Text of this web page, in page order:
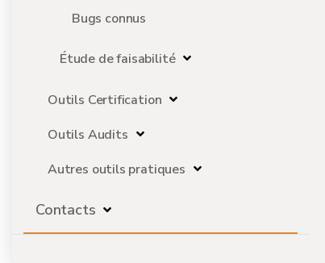
Bugs connus
Étude de faisabilité
Outils Certification
Outils Audits
Autres outils pratiques
Contacts